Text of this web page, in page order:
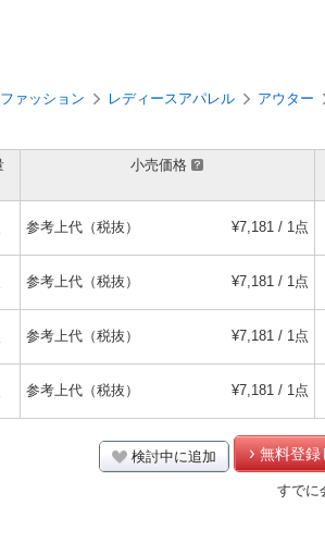
ファッション レディースアパレル アウター
小売価格
参考上代（税抜） ¥7,181 / 1点
参考上代（税抜） ¥7,181 / 1点
参考上代（税抜） ¥7,181 / 1点
参考上代（税抜） ¥7,181 / 1点
検討中に追加 無料登録
すでに